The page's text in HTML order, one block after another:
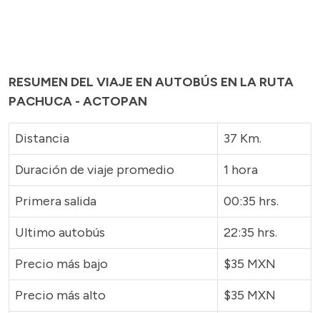
RESUMEN DEL VIAJE EN AUTOBÚS EN LA RUTA
PACHUCA - ACTOPAN
Distancia
37 Km.
Duración de viaje promedio
1 hora
Primera salida
00:35 hrs.
Ultimo autobús
22:35 hrs.
Precio más bajo
$35 MXN
Precio más alto
$35 MXN